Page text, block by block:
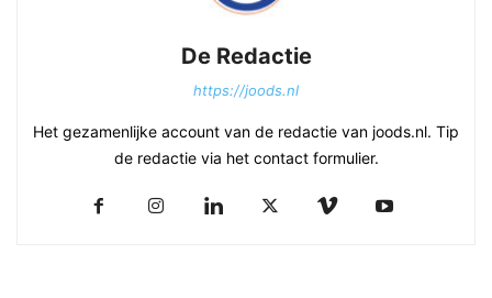
De Redactie
https://joods.nl
Het gezamenlijke account van de redactie van joods.nl. Tip
de redactie via het contact formulier.